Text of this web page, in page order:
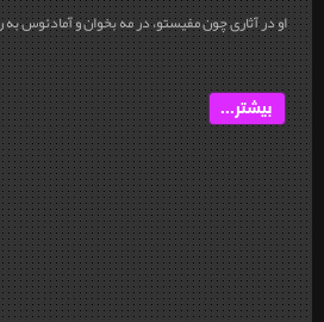
او در آثاری چون مفیستو، در مه بخوان و آمادئوس
بیشتر...